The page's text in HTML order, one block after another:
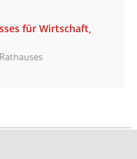
für Wirtschaft,